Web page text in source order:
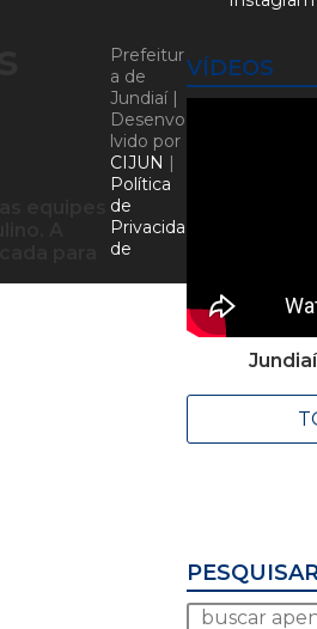
VÍDEOS
Prefeitur
a de
Jundiaí |
Desenvo
lvido por
CIJUN |
Política
de
Privacida
de